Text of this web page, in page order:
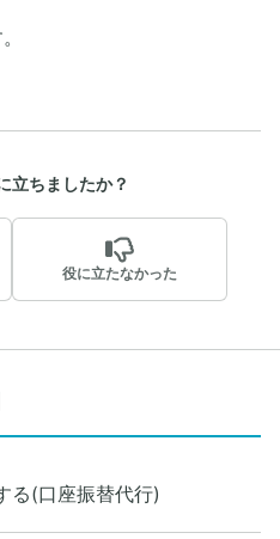
立ちましたか？
役に立たなかった
る(口座振替代行)